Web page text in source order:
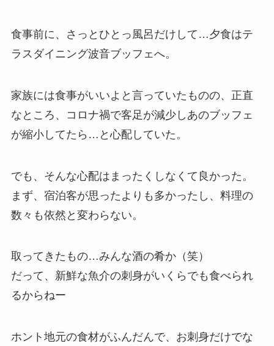
食事前に、さっとひとっ風呂だけして…夕食はテ
ラスダイニング波音ブッフェへ。
家族には食事がいいよと言っていたものの、正直
なところ、コロナ禍で客足が減少しあのブッフェ
が縮小してたら…と心配していた。
でも、そんな心配はまったくしなくて良かった。
まず、宿泊客が思ったよりも多かったし、料理の
数々も依然と変わらない。
取ってきたもの…みんな酒の肴か（笑）
だって、新鮮な魚介の刺身がいくらでも食べられ
るからねー
ホント地元の食材がふんだんで、お刺身だけでな